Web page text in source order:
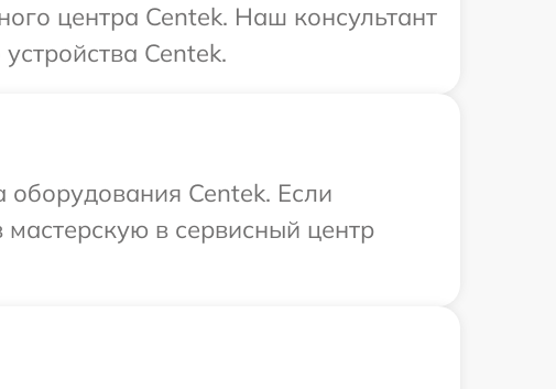
центра Centek. Наш консультант
Centek.
Centek. Если
в сервисный центр